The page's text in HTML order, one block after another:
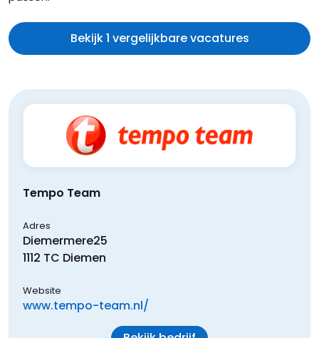
Bekijk 1 vergelijkbare vacatures
Tempo Team
Adres
Diemermere25
1112 TC Diemen
Website
www.tempo-team.nl/